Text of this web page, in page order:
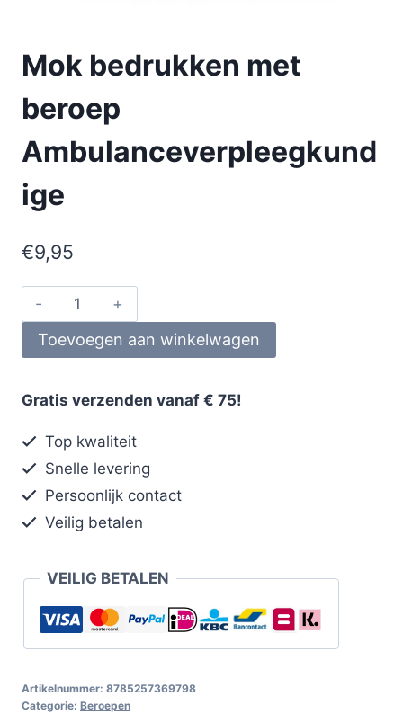
Mok bedrukken met
beroep
Ambulanceverpleegkund
ige
€9,95
Toevoegen aan winkelwagen
Gratis verzenden vanaf € 75!
Top kwaliteit
Snelle levering
Persoonlijk contact
Veilig betalen
VEILIG BETALEN
Artikelnummer: 8785257369798
Categorie: Beroepen